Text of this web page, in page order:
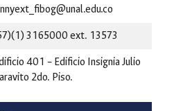
3165000 ext. 13573
401 – Edificio Insignia Julio
2do. Piso.